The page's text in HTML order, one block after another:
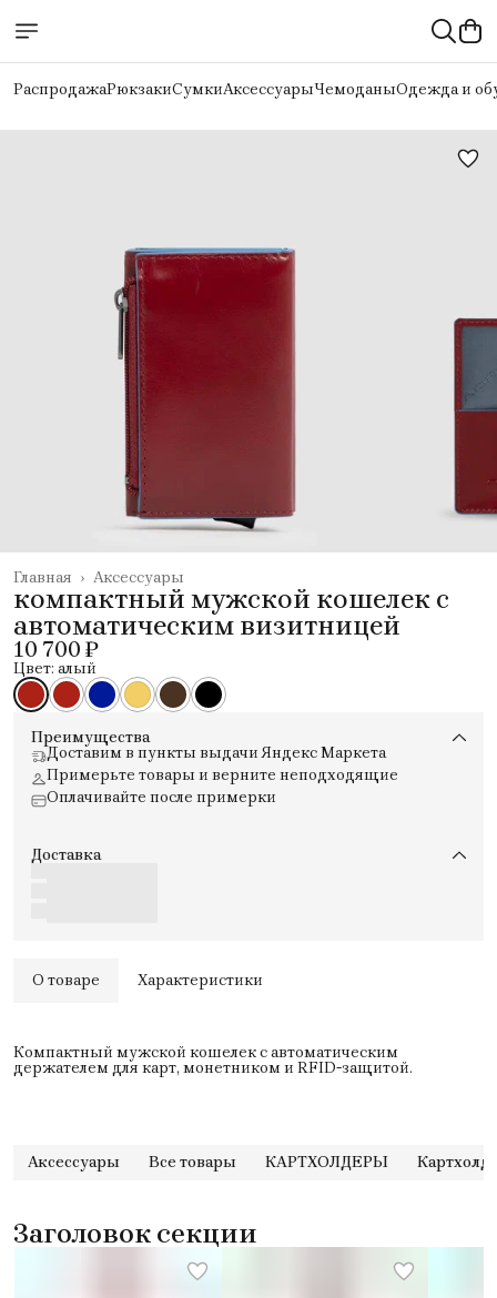
РаспродажаРюкзакиСумкиАксессуарыЧемоданыОдежда и
Аксессуары
Главная ›
компактный мужской кошелек с
автоматическим визитницей
10 700 ₽
Цвет: алый
Преимущества
Доставим в пункты выдачи Яндекс Маркета
Примерьте товары и верните неподходящие
Оплачивайте после примерки
Доставка
О товаре Характеристики
Компактный мужской кошелек с автоматическим
держателем для карт, монетником и RFID-защитой.
Аксессуары Все товары КАРТХОЛДЕРЫ
Заголовок секции